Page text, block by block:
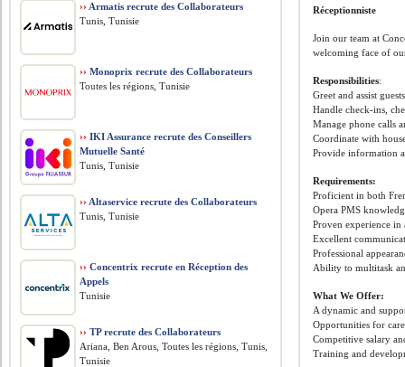
Réceptionniste
Join our team at
welcoming face of
Responsibilities:
Greet and assist
Handle check-ins,
Manage phone calls
Coordinate with
Provide information
Requirements:
Proficient in both
Opera PMS
Proven experience in
Excellent
Professional
Ability to multitask
What We Offer:
A dynamic and
Opportunities for
Competitive salary
Training and
›› Armatis recrute des Collaborateurs
Tunis, Tunisie
›› Monoprix recrute des Collaborateurs
Toutes les régions, Tunisie
›› IKI Assurance recrute des Conseillers
Mutuelle Santé
Tunis, Tunisie
›› Altaservice recrute des Collaborateurs
Tunis, Tunisie
›› Concentrix recrute en Réception des
Appels
Tunisie
›› TP recrute des Collaborateurs
Ariana, Ben Arous, Toutes les régions, Tunis,
Tunisie